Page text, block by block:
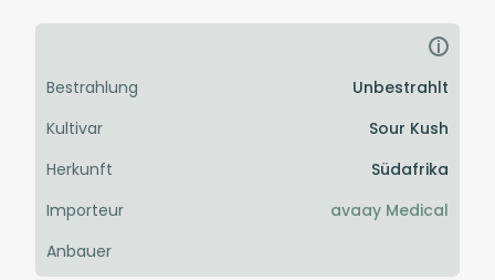
i
Bestrahlung
Unbestrahlt
Kultivar
Sour Kush
Herkunft
Südafrika
Importeur
avaay Medical
Anbauer